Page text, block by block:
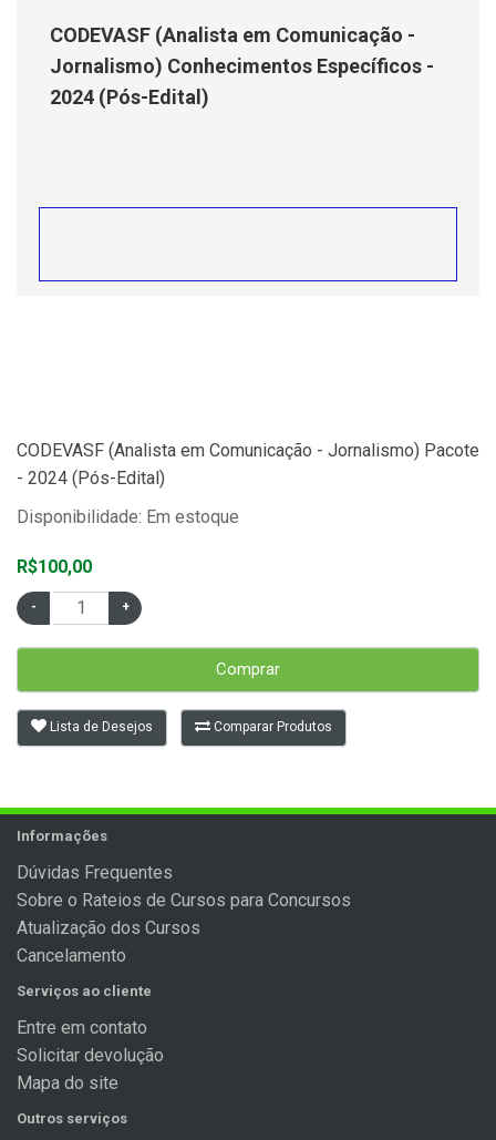
CODEVASF (Analista em Comunicação -
Jornalismo) Conhecimentos Específicos -
2024 (Pós-Edital)
CODEVASF (Analista em Comunicação - Jornalismo) Pacote
- 2024 (Pós-Edital)
Disponibilidade: Em estoque
R$100,00
Comprar
Lista de Desejos Comparar Produtos
Informações
Dúvidas Frequentes
Sobre o Rateios de Cursos para Concursos
Atualização dos Cursos
Cancelamento
Serviços ao cliente
Entre em contato
Solicitar devolução
Mapa do site
Outros serviços